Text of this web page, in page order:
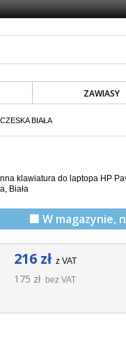
ZAWIASY
BIAŁA
klawiatura do laptopa HP
Biała
🟩 W magazynie,
216 zł z VAT
175 zł bez VAT